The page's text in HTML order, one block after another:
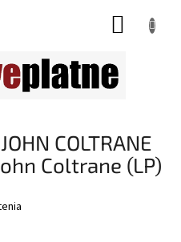
COLTRANE
Coltrane (LP)